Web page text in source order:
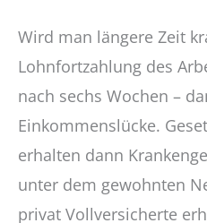
Wird man längere Zeit
Lohnfortzahlung des
nach sechs Wochen –
Einkommenslücke.
erhalten dann
unter dem gewohnten
privat Vollversicherte